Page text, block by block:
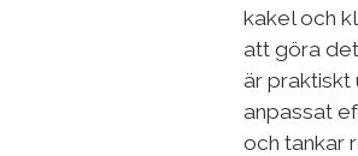
kakel och
att göra
är praktiskt
anpassat
och tankar